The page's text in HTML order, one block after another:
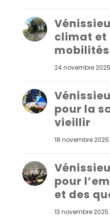
climat et
mobilités
24 novembre 2025
pour la
vieillir
18 novembre 2025
pour
et des
13 novembre 2025